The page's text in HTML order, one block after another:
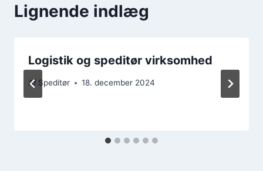
Lignende indlæg
Logistik og speditør virksomhed
Af Speditør 18. december 2024